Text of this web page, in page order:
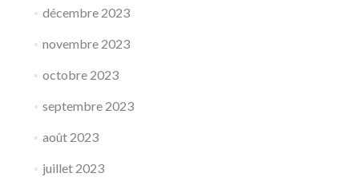
décembre 2023
novembre 2023
octobre 2023
septembre 2023
août 2023
juillet 2023